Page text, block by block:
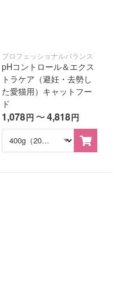
プロフェッショナルバランス
pHコントロール＆エクス
トラケア（避妊・去勢し
た愛猫用）キャットフー
ド
1,078円 〜4,818円